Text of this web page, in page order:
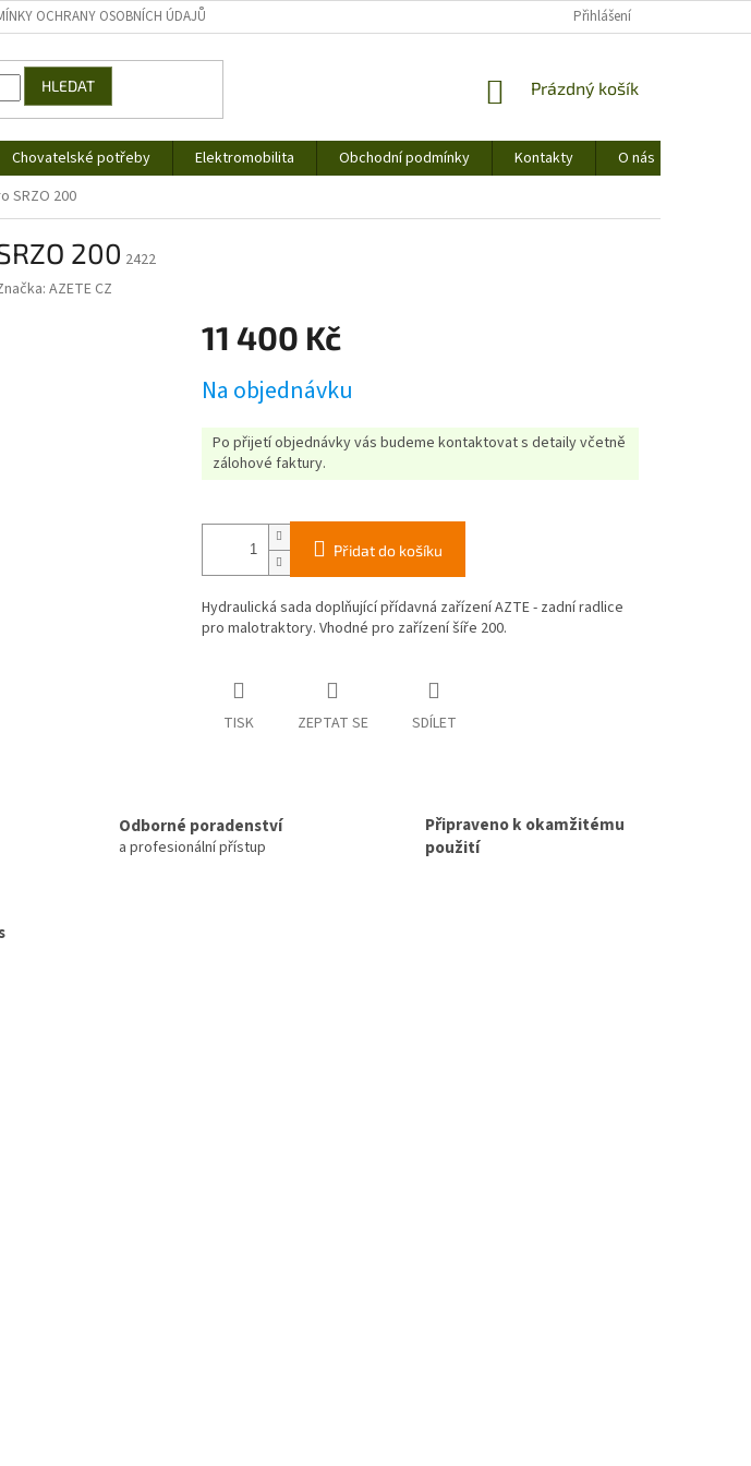
OCHRANY OSOBNÍCH ÚDAJŮ Přihlášení
HLEDAT
NÁKUPNÍ
Prázdný košík
Chovatelské potřeby Elektromobilita Obchodní podmínky Kontakty
O nás
SRZO 200
200 2422
AZETE CZ
11 400 Kč
cena:
Na objednávku
Po přijetí objednávky vás budeme kontaktovat s detaily včetně
zálohové faktury.
Přidat do košíku
Hydraulická sada doplňující přídavná zařízení AZTE - zadní radlice
pro malotraktory. Vhodné pro zařízení šíře 200.
TISK ZEPTAT SE SDÍLET
Odborné poradenství
a profesionální přístup
Připraveno k okamžitému
použití